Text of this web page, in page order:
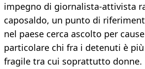
impegno di giornalista-attivista
caposaldo, un punto di
nel paese cerca ascolto per
particolare chi fra i detenuti è
fragile tra cui soprattutto donne.